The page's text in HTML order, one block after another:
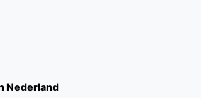
Nederland